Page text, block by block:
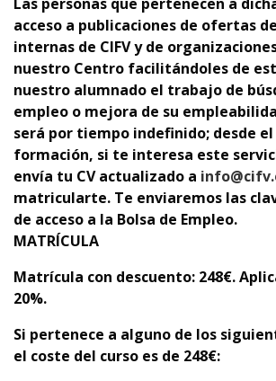
acceso a publicaciones de ofertas
internas de CIFV y de
nuestro Centro facilitándoles de
nuestro alumnado el trabajo de
empleo o mejora de su
será por tiempo indefinido; desde
formación, si te interesa este
envía tu CV actualizado a
matricularte. Te enviaremos las
de acceso a la Bolsa de Empleo.
MATRÍCULA
Matrícula con descuento: 248€.
20%.
Si pertenece a alguno de los
el coste del curso es de 248€: